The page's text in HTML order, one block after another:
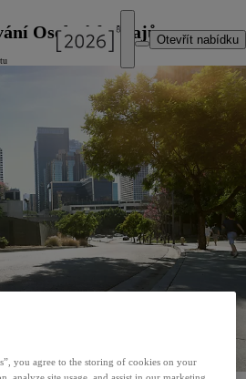
Otevřít nabídku
Osobních údajů
you agree to the storing of cookies on your